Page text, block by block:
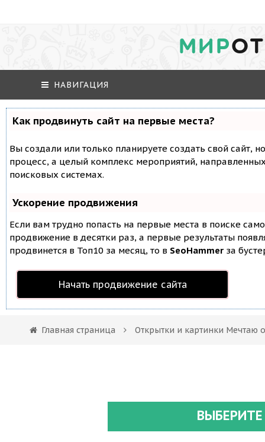
МИР
НАВИГАЦИЯ
Как продвинуть сайт на первые места?
Вы создали или только планируете создать свой сайт,
процесс, а целый комплекс мероприятий,
поисковых системах.
Ускорение продвижения
Если вам трудно попасть на первые места в поиске
продвижение в десятки раз, а первые результаты
продвинется в Топ10 за месяц, то в SeoHammer за
Начать продвижение сайта
Главная страница Открытки и картинки Мечтаю